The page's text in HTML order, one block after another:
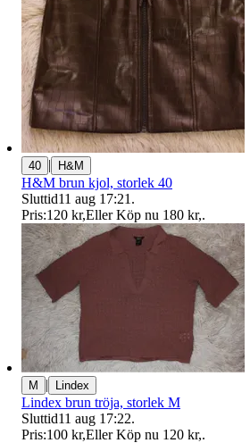
40 | H&M
H&M brun kjol, storlek 40
Sluttid11 aug 17:21 .
Pris:120 kr,Eller Köp nu 180 kr,.
M | Lindex
Lindex brun tröja, storlek M
Sluttid11 aug 17:22.
Pris:100 kr,Eller Köp nu 120 kr,.